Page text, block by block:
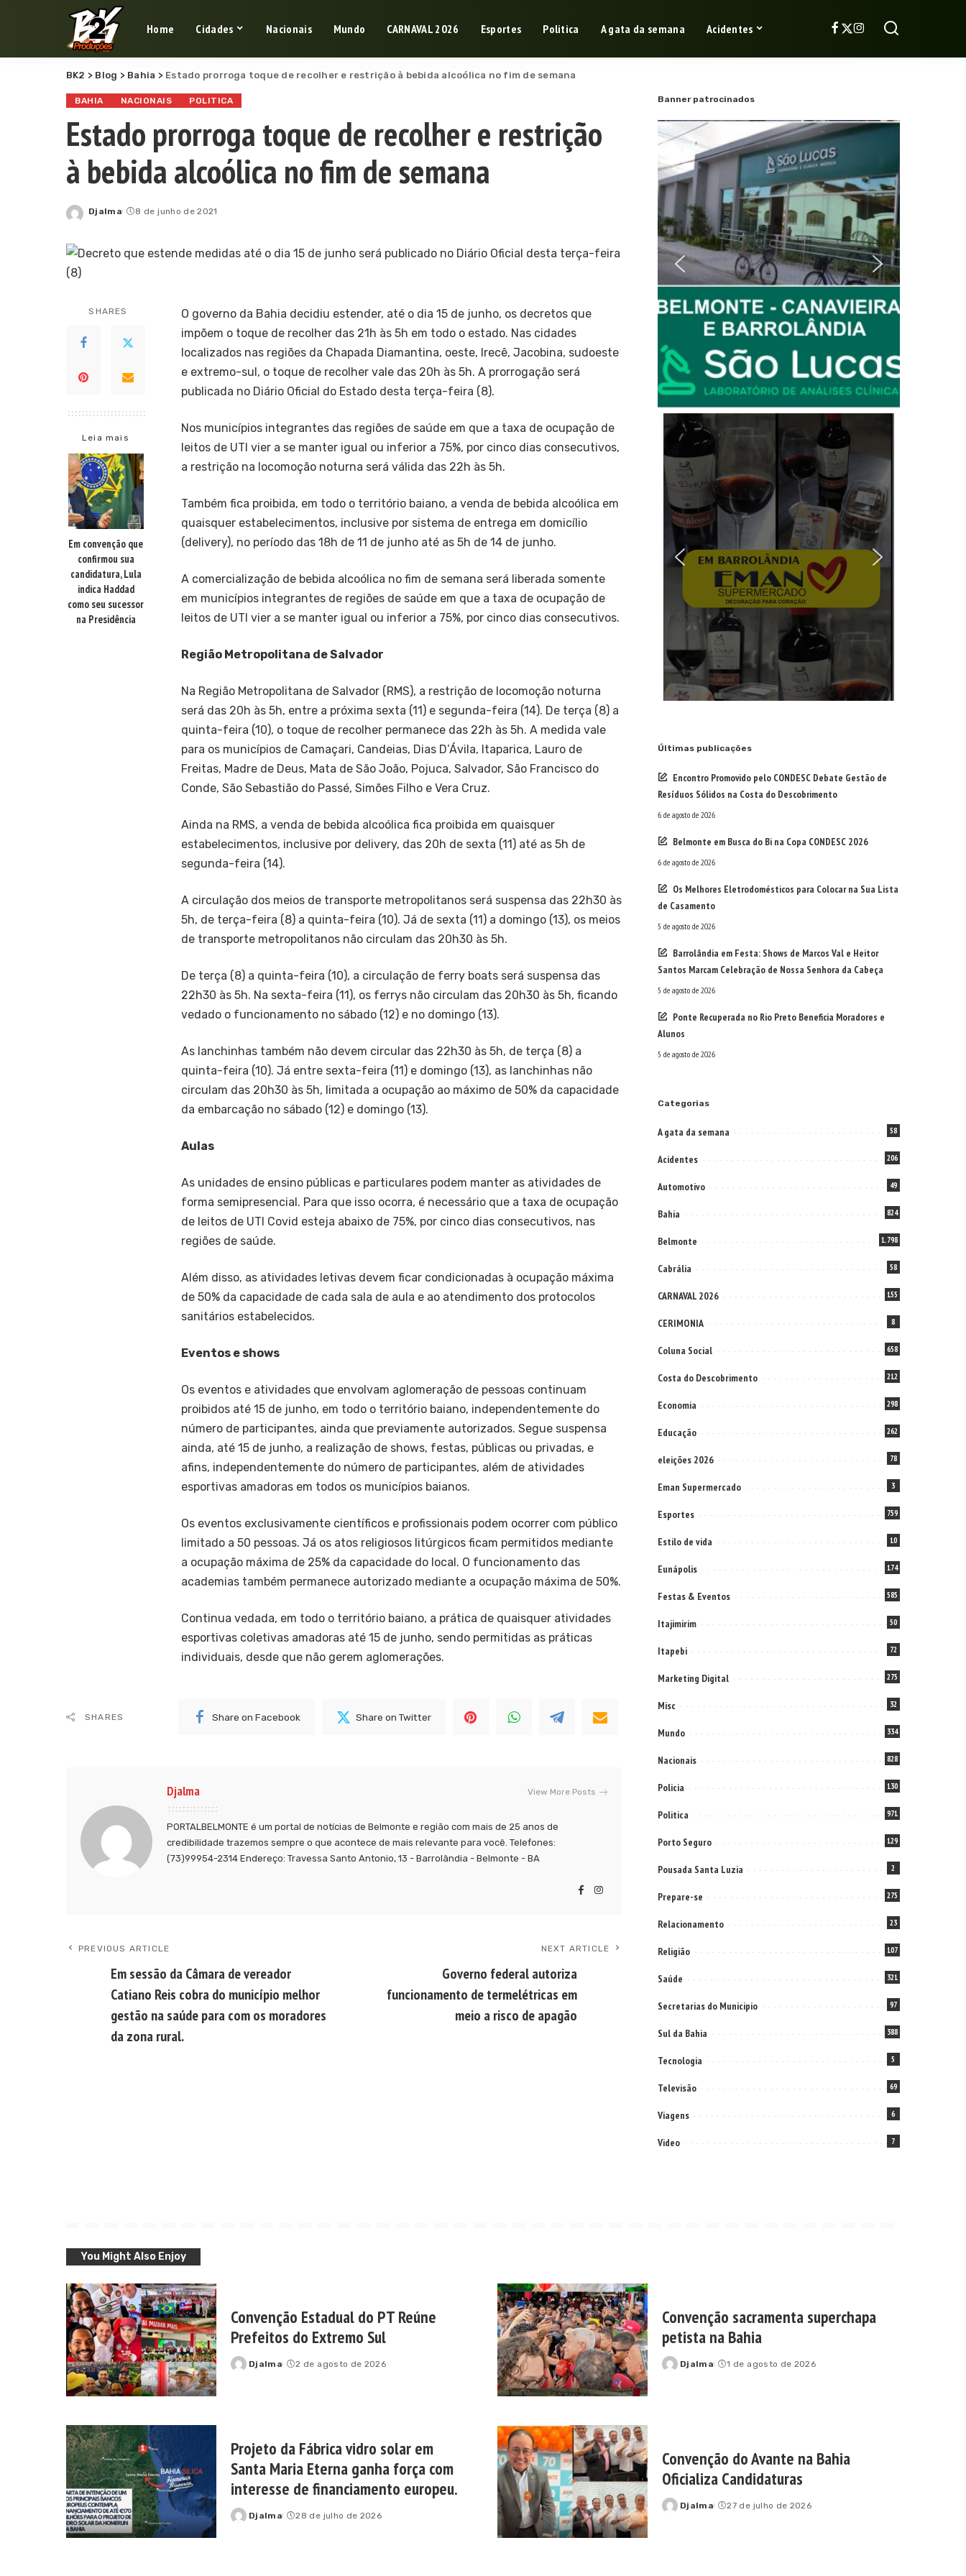
Home Cidades Nacionais Mundo CARNAVAL 2026 Esportes Politica A gata da semana Acidentes
BK2 > Blog > Bahia > Estado prorroga toque de recolher e restrição à bebida alcoólica no fim de semana
BAHIA NACIONAIS POLITICA
Estado prorroga toque de recolher e restrição
à bebida alcoólica no fim de semana
Posted
Djalma 8 de junho de 2021
SHARES
Leia mais
Em convenção que
confirmou sua
candidatura, Lula
indica Haddad
como seu sucessor
na Presidência
O governo da Bahia decidiu estender, até o dia 15 de junho, os decretos que
impõem o toque de recolher das 21h às 5h em todo o estado. Nas cidades
localizados nas regiões da Chapada Diamantina, oeste, Irecê, Jacobina, sudoeste
e extremo-sul, o toque de recolher vale das 20h às 5h. A prorrogação será
publicada no Diário Oficial do Estado desta terça-feira (8).
Nos municípios integrantes das regiões de saúde em que a taxa de ocupação de
leitos de UTI vier a se manter igual ou inferior a 75%, por cinco dias consecutivos,
a restrição na locomoção noturna será válida das 22h às 5h.
Também fica proibida, em todo o território baiano, a venda de bebida alcoólica em
quaisquer estabelecimentos, inclusive por sistema de entrega em domicílio
(delivery), no período das 18h de 11 de junho até as 5h de 14 de junho.
A comercialização de bebida alcoólica no fim de semana será liberada somente
em municípios integrantes de regiões de saúde em que a taxa de ocupação de
leitos de UTI vier a se manter igual ou inferior a 75%, por cinco dias consecutivos.
Região Metropolitana de Salvador
Na Região Metropolitana de Salvador (RMS), a restrição de locomoção noturna
será das 20h às 5h, entre a próxima sexta (11) e segunda-feira (14). De terça (8) a
quinta-feira (10), o toque de recolher permanece das 22h às 5h. A medida vale
para os municípios de Camaçari, Candeias, Dias D’Ávila, Itaparica, Lauro de
Freitas, Madre de Deus, Mata de São João, Pojuca, Salvador, São Francisco do
Conde, São Sebastião do Passé, Simões Filho e Vera Cruz.
Ainda na RMS, a venda de bebida alcoólica fica proibida em quaisquer
estabelecimentos, inclusive por delivery, das 20h de sexta (11) até as 5h de
segunda-feira (14).
A circulação dos meios de transporte metropolitanos será suspensa das 22h30 às
5h, de terça-feira (8) a quinta-feira (10). Já de sexta (11) a domingo (13), os meios
de transporte metropolitanos não circulam das 20h30 às 5h.
De terça (8) a quinta-feira (10), a circulação de ferry boats será suspensa das
22h30 às 5h. Na sexta-feira (11), os ferrys não circulam das 20h30 às 5h, ficando
vedado o funcionamento no sábado (12) e no domingo (13).
As lanchinhas também não devem circular das 22h30 às 5h, de terça (8) a
quinta-feira (10). Já entre sexta-feira (11) e domingo (13), as lanchinhas não
circulam das 20h30 às 5h, limitada a ocupação ao máximo de 50% da capacidade
da embarcação no sábado (12) e domingo (13).
Aulas
As unidades de ensino públicas e particulares podem manter as atividades de
forma semipresencial. Para que isso ocorra, é necessário que a taxa de ocupação
de leitos de UTI Covid esteja abaixo de 75%, por cinco dias consecutivos, nas
regiões de saúde.
Além disso, as atividades letivas devem ficar condicionadas à ocupação máxima
de 50% da capacidade de cada sala de aula e ao atendimento dos protocolos
sanitários estabelecidos.
Eventos e shows
Os eventos e atividades que envolvam aglomeração de pessoas continuam
proibidos até 15 de junho, em todo o território baiano, independentemente do
número de participantes, ainda que previamente autorizados. Segue suspensa
ainda, até 15 de junho, a realização de shows, festas, públicas ou privadas, e
afins, independentemente do número de participantes, além de atividades
esportivas amadoras em todos os municípios baianos.
Os eventos exclusivamente científicos e profissionais podem ocorrer com público
limitado a 50 pessoas. Já os atos religiosos litúrgicos ficam permitidos mediante
a ocupação máxima de 25% da capacidade do local. O funcionamento das
academias também permanece autorizado mediante a ocupação máxima de 50%.
Continua vedada, em todo o território baiano, a prática de quaisquer atividades
esportivas coletivas amadoras até 15 de junho, sendo permitidas as práticas
individuais, desde que não gerem aglomerações.
SHARES Share on Facebook Share on Twitter
Djalma View More Posts
PORTALBELMONTE é um portal de notícias de Belmonte e região com mais de 25 anos de
credibilidade trazemos sempre o que acontece de mais relevante para você. Telefones:
(73)99954-2314 Endereço: Travessa Santo Antonio, 13 - Barrolândia - Belmonte - BA
PREVIOUS ARTICLE
Em sessão da Câmara de vereador
Catiano Reis cobra do município melhor
gestão na saúde para com os moradores
da zona rural.
NEXT ARTICLE
Governo federal autoriza
funcionamento de termelétricas em
meio a risco de apagão
Banner patrocinados
Últimas publicações
Encontro Promovido pelo CONDESC Debate Gestão de
Resíduos Sólidos na Costa do Descobrimento
6 de agosto de 2026
Belmonte em Busca do Bi na Copa CONDESC 2026
6 de agosto de 2026
Os Melhores Eletrodomésticos para Colocar na Sua Lista
de Casamento
5 de agosto de 2026
Barrolândia em Festa: Shows de Marcos Val e Heitor
Santos Marcam Celebração de Nossa Senhora da Cabeça
5 de agosto de 2026
Ponte Recuperada no Rio Preto Beneficia Moradores e
Alunos
5 de agosto de 2026
Categorias
A gata da semana 58
Acidentes 206
Automotivo 49
Bahia 824
Belmonte 1.798
Cabrália 58
CARNAVAL 2026 155
CERIMONIA 8
Coluna Social 658
Costa do Descobrimento 212
Economia 298
Educação 262
eleições 2026 78
Eman Supermercado 3
Esportes 759
Estilo de vida 10
Eunápolis 174
Festas & Eventos 585
Itajimirim 50
Itapebi 72
Marketing Digital 275
Misc 32
Mundo 334
Nacionais 828
Policia 130
Politica 971
Porto Seguro 129
Pousada Santa Luzia 2
Prepare-se 275
Relacionamento 23
Religião 107
Saúde 321
Secretarias do Municipio 97
Sul da Bahia 388
Tecnologia 5
Televisão 69
Viagens 6
Video 7
You Might Also Enjoy
Convenção Estadual do PT Reúne
Prefeitos do Extremo Sul
Posted
Djalma 2 de agosto de 2026
Convenção sacramenta superchapa
petista na Bahia
Posted
Djalma 1 de agosto de 2026
Projeto da Fábrica vidro solar em
Santa Maria Eterna ganha força com
interesse de financiamento europeu.
Posted
Djalma 28 de julho de 2026
Convenção do Avante na Bahia
Oficializa Candidaturas
Posted
Djalma 27 de julho de 2026